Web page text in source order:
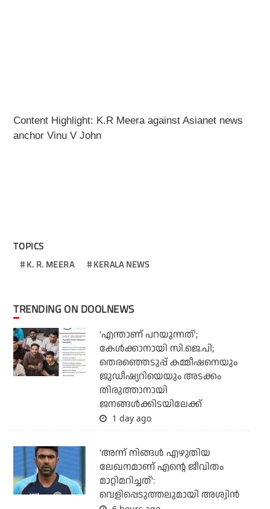
Content Highlight: K.R Meera against Asianet news
anchor Vinu V John
TOPICS
K. R. MEERA KERALA NEWS
TRENDING ON DOOLNEWS
'എന്താണ് പറയുന്നത്';
കേള്‍ക്കാനായി സി.ജെ.പി;
തെരഞ്ഞെടുപ്പ് കമ്മീഷനെയും
ജുഡീഷ്യറിയെയും അടക്കം
തിരുത്താനായി
ജനങ്ങള്‍ക്കിടയിലേക്ക്
1 day ago
'അന്ന് നിങ്ങള്‍ എഴുതിയ
ലേഖനമാണ് എന്റെ ജീവിതം
മാറ്റിമറിച്ചത്':
വെളിപ്പെടുത്തലുമായി അശ്വിന്‍